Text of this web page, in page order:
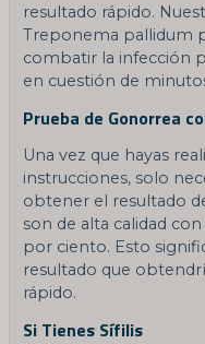
resultado rápido.
Treponema pallidum
combatir la infección
en cuestión de
Prueba de Gonorrea
Una vez que hayas
instrucciones, solo
obtener el resultado
son de alta calidad
por ciento. Esto
resultado que
rápido.
Si Tienes Sífilis